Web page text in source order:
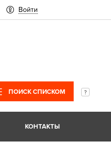
Войти
ПОИСК СПИСКОМ
КОНТАКТЫ